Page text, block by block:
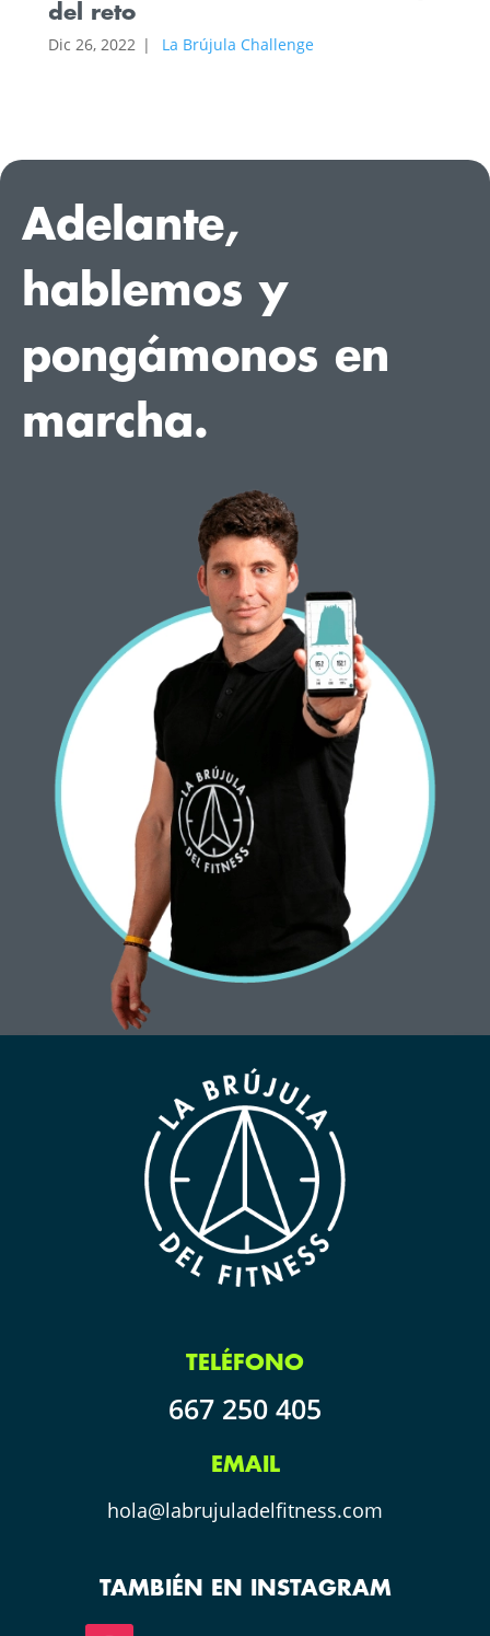
del reto
Dic 26, 2022 | La Brújula Challenge
Adelante,
hablemos y
pongámonos en
marcha.
TELÉFONO
667 250 405
EMAIL
hola@labrujuladelfitness.com
TAMBIÉN EN INSTAGRAM